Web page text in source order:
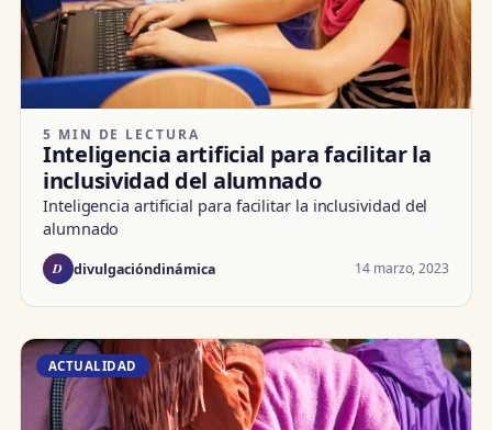
5 MIN DE LECTURA
Inteligencia artificial para facilitar la
inclusividad del alumnado
Inteligencia artificial para facilitar la inclusividad del
alumnado
D divulgacióndinámica 14 marzo, 2023
ACTUALIDAD